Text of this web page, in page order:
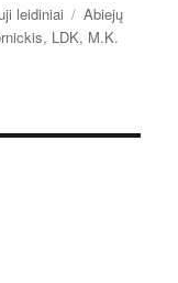
leidiniai Žymos
Abiejų
, LDK, M.K.